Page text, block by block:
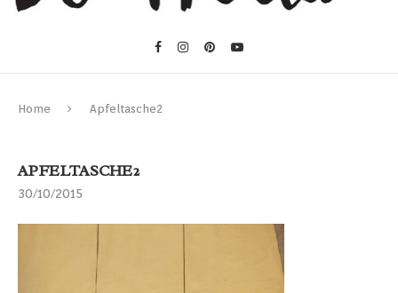
Home Apfeltasche2
APFELTASCHE2
30/10/2015